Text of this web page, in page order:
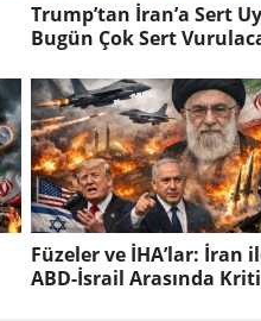
Trump’tan İran’a Sert
Bugün Çok Sert
Füzeler ve İHA’lar: İran
ABD-İsrail Arasında